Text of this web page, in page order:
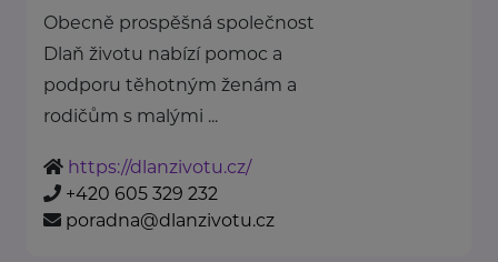
Obecně prospěšná společnost
Dlaň životu nabízí pomoc a
podporu těhotným ženám a
rodičům s malými ...
https://dlanzivotu.cz/
+420 605 329 232
poradna@dlanzivotu.cz